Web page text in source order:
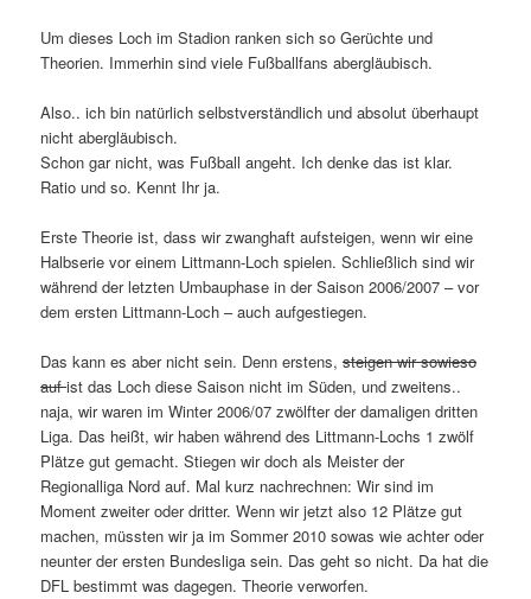
Um dieses Loch im Stadion ranken sich so Gerüchte und
Theorien. Immerhin sind viele Fußballfans abergläubisch.
Also.. ich bin natürlich selbstverständlich und absolut überhaupt
nicht abergläubisch.
Schon gar nicht, was Fußball angeht. Ich denke das ist klar.
Ratio und so. Kennt Ihr ja.
Erste Theorie ist, dass wir zwanghaft aufsteigen, wenn wir eine
Halbserie vor einem Littmann-Loch spielen. Schließlich sind wir
während der letzten Umbauphase in der Saison 2006/2007 – vor
dem ersten Littmann-Loch – auch aufgestiegen.
Das kann es aber nicht sein. Denn erstens,steigen wir sowieso
aufist das Loch diese Saison nicht im Süden, und zweitens..
naja, wir waren im Winter 2006/07 zwölfter der damaligen dritten
Liga. Das heißt, wir haben während des Littmann-Lochs 1 zwölf
Plätze gut gemacht. Stiegen wir doch als Meister der
Regionalliga Nord auf. Mal kurz nachrechnen: Wir sind im
Moment zweiter oder dritter. Wenn wir jetzt also 12 Plätze gut
machen, müssten wir ja im Sommer 2010 sowas wie achter oder
neunter der ersten Bundesliga sein. Das geht so nicht. Da hat die
DFL bestimmt was dagegen. Theorie verworfen.